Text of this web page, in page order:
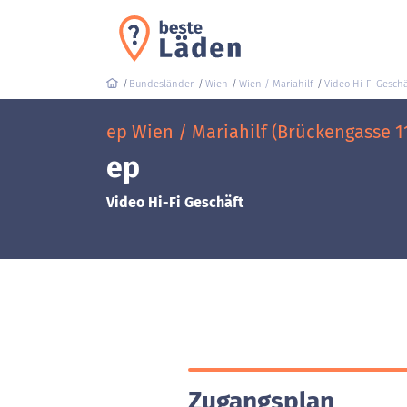
Bundesländer Wien Wien / Mariahilf Video Hi-Fi
ep Wien / Mariahilf (Brückengasse
ep
Video Hi-Fi Geschäft